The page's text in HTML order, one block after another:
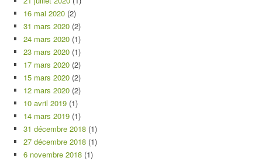
16 mai 2020 (2)
31 mars 2020 (2)
24 mars 2020 (1)
23 mars 2020 (1)
17 mars 2020 (2)
15 mars 2020 (2)
12 mars 2020 (2)
10 avril 2019 (1)
14 mars 2019 (1)
31 décembre 2018 (1)
27 décembre 2018 (1)
6 novembre 2018 (1)